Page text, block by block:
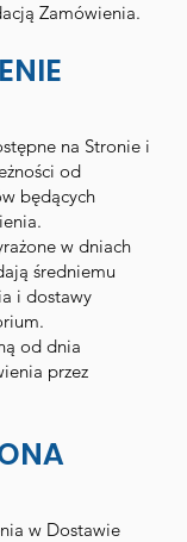
Zamówienia.
na Stronie i
od
będących
w dniach
średniemu
i dostawy
od dnia
przez
w Dostawie